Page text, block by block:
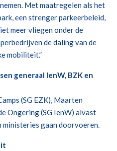
Met maatregelen als het
een strenger parkeerbeleid,
meer vliegen onder de
de daling van de
mobiliteit.”
generaal IenW, BZK en
(SG EZK), Maarten
Ongering (SG IenW) alvast
ministeries gaan doorvoeren.